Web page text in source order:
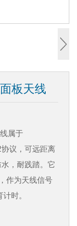
板天线
属于
议，可远距离
，耐践踏。它
作为天线信号
时。